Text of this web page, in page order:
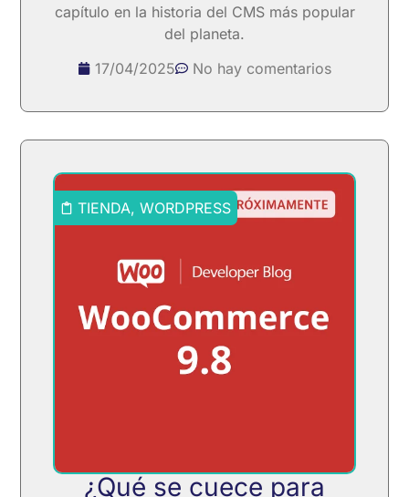
capítulo en la historia del CMS más popular
del planeta.
17/04/2025
No hay comentarios
TIENDA,WORDPRESS
¿Qué se cuece para